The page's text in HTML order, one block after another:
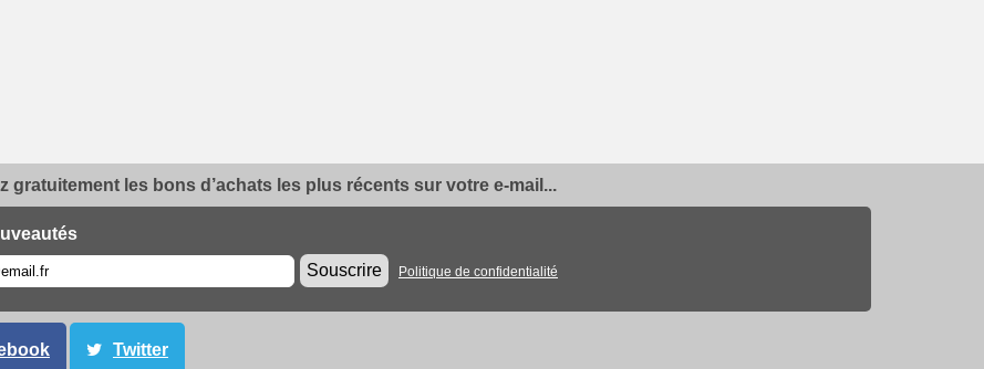
gratuitement les bons d’achats les plus récents sur votre e-mail...
Souscrire
Politique de confidentialité
Twitter